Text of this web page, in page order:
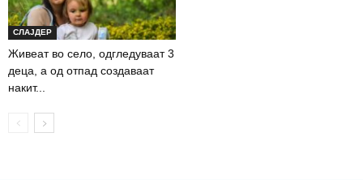
СЛАЈДЕР
Живеат во село, одгледуваат 3
деца, а од отпад создаваат
накит...